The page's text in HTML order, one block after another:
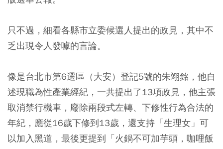
只不過，細看各縣市立委候選人提出的政見，其中不
乏出現令人發噱的言論。
像是台北市第6選區（大安）登記5號的朱翊銘，他自
述現職為性產業經紀，一共提出了13項政見，他主張
取消禁行機車，廢除兩段式左轉、下修性行為合法的
年紀，應從16歲下修到13歲，還支持「生理女」可
以加入黑道，最後更提到「火鍋不可加芋頭，咖哩飯